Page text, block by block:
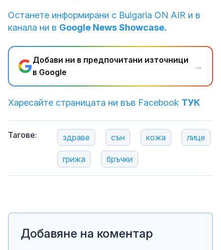
Останете информирани с Bulgaria ON AIR и в
канала ни в Google News Showcase.
Добави ни в предпочитани източници
в Google
→
Харесайте страницата ни във Facebook ТУК
Тагове: здраве сън кожа лице
грижа бръчки
Добавяне на коментар